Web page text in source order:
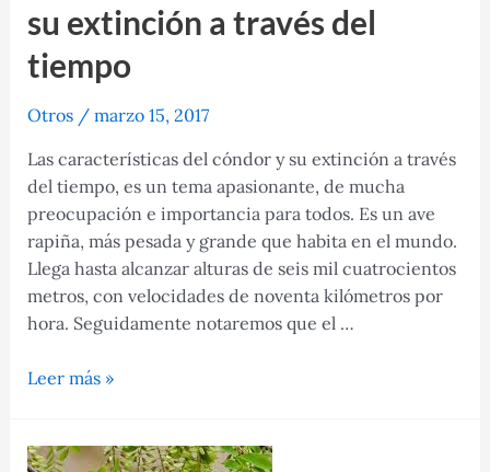
su extinción a través del
tiempo
Otros/ marzo 15, 2017
Las características del cóndor y su extinción a través
del tiempo, es un tema apasionante, de mucha
preocupación e importancia para todos. Es un ave
rapiña, más pesada y grande que habita en el mundo.
Llega hasta alcanzar alturas de seis mil cuatrocientos
metros, con velocidades de noventa kilómetros por
hora. Seguidamente notaremos que el …
Características
su
Leer más »